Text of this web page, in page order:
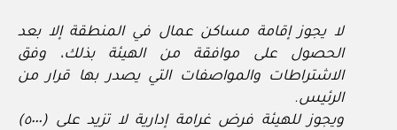
لا يجوز إقامة مساكن عمال في المنطقة إلا بعد
الحصول على موافقة من الهيئة بذلك،
وفق
الاشتراطات والمواصفات التي يصدر بها قرار من
الرئيس.
ويجوز للهيئة فرض غرامة إدارية لا تزيد على (٥٠٠٠)